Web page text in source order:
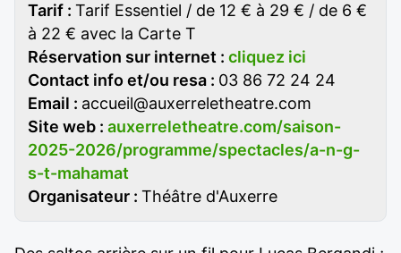
Tarif : Tarif Essentiel / de 12 € à 29 € / de 6 €
à 22 € avec la Carte T
Réservation sur internet : cliquez ici
Contact info et/ou resa : 03 86 72 24 24
Email : accueil@auxerreletheatre.com
Site web : auxerreletheatre.com/saison-
2025-2026/programme/spectacles/a-n-g-
s-t-mahamat
Organisateur : Théâtre d'Auxerre